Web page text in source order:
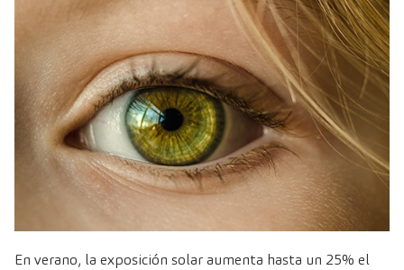
En verano, la exposición solar aumenta hasta un 25% el